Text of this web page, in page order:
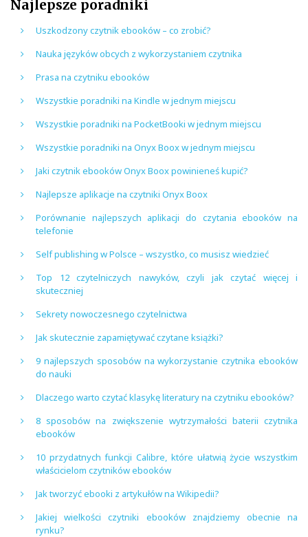
Najlepsze poradniki
Uszkodzony czytnik ebooków – co zrobić?
Nauka języków obcych z wykorzystaniem czytnika
Prasa na czytniku ebooków
Wszystkie poradniki na Kindle w jednym miejscu
Wszystkie poradniki na PocketBooki w jednym miejscu
Wszystkie poradniki na Onyx Boox w jednym miejscu
Jaki czytnik ebooków Onyx Boox powinieneś kupić?
Najlepsze aplikacje na czytniki Onyx Boox
Porównanie najlepszych aplikacji do czytania ebooków na
telefonie
Self publishing w Polsce – wszystko, co musisz wiedzieć
Top 12 czytelniczych nawyków, czyli jak czytać więcej i
skuteczniej
Sekrety nowoczesnego czytelnictwa
Jak skutecznie zapamiętywać czytane książki?
9 najlepszych sposobów na wykorzystanie czytnika ebooków
do nauki
Dlaczego warto czytać klasykę literatury na czytniku ebooków?
8 sposobów na zwiększenie wytrzymałości baterii czytnika
ebooków
10 przydatnych funkcji Calibre, które ułatwią życie wszystkim
właścicielom czytników ebooków
Jak tworzyć ebooki z artykułów na Wikipedii?
Jakiej wielkości czytniki ebooków znajdziemy obecnie na
rynku?